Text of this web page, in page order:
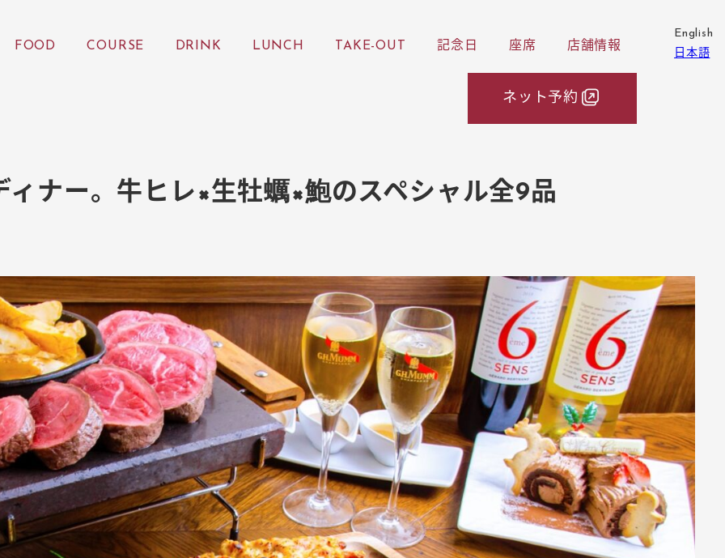
FOOD COURSE DRINK LUNCH TAKE-OUT 記念日 座席 店舗情報
ネット予約
ナー。牛ヒレ×生牡蠣×鮑のスペシャル全9品
English
日本語